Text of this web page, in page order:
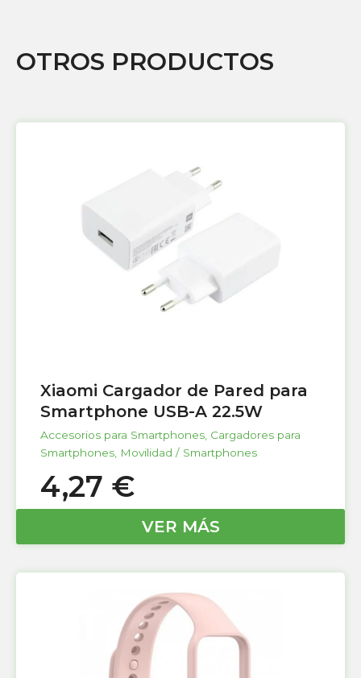
OTROS PRODUCTOS
Xiaomi Cargador de Pared para
Smartphone USB-A 22.5W
Accesorios para Smartphones Cargadores para
Smartphones Movilidad / Smartphones
4,27 €
VER MÁS